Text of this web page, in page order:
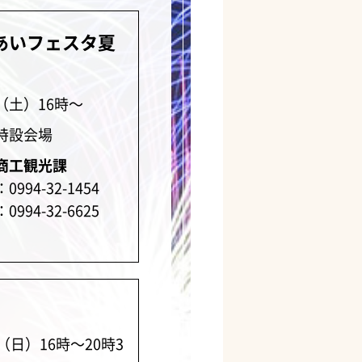
いフェスタ夏
土）16時～
設会場
工観光課
0994-32-1454
0994-32-6625
日）16時～20時3